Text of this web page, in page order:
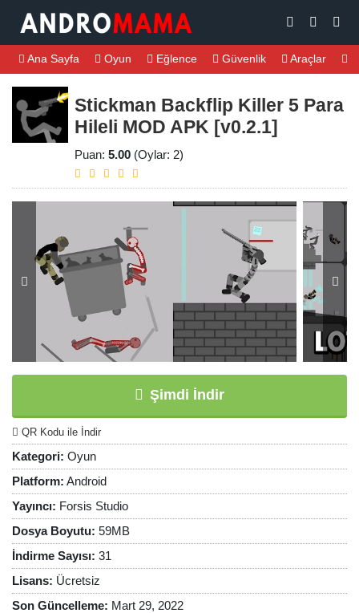
Ana Sayfa Oyun Eğlence Güvenlik Araçlar
Stickman Backflip Killer 5 Para
Hileli MOD APK [v0.2.1]
Puan: 5.00 (Oylar: 2)
Şimdi İndir
QR Kodu ile İndir
Kategori: Oyun
Platform: Android
Yayıncı: Forsis Studio
Dosya Boyutu: 59MB
İndirme Sayısı: 31
Lisans: Ücretsiz
Son Güncelleme: Mart 29, 2022